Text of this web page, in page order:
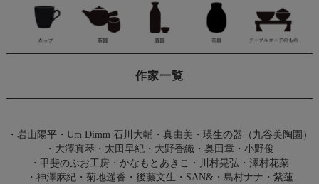
作家一覧
・ 岩山陽平・ Um Dimm 石川大輔・真由美 ・ 瑛生の器（九谷美陶園）
・ 大澤真琴 ・ 太田早紀 ・ 大野香織 ・ 奥田章 ・ 小野俊
・ 甲斐のぶお工房 ・ かなもとあきこ ・ 川村晃弘 ・ 澤村花菜
・ 神澤麻紀・ 菊地遥香 ・ 後藤文生 ・ SAN& ・ 島村ナナ ・ 紫蓮